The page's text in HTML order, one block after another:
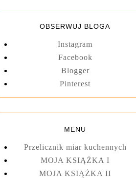
OBSERWUJ BLOGA
Instagram
Facebook
Blogger
Pinterest
MENU
Przelicznik miar kuchennych
MOJA KSIĄŻKA I
MOJA KSIĄŻKA II